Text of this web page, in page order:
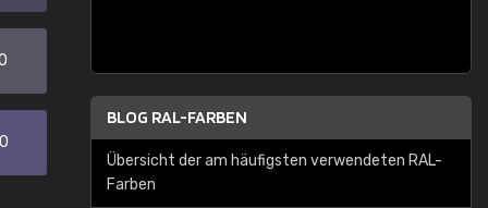
BLOG RAL-FARBEN
Übersicht der am häufigsten verwendeten RAL-
Farben